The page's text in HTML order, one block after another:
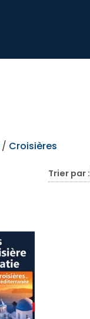
/ Croisières
Trier par :